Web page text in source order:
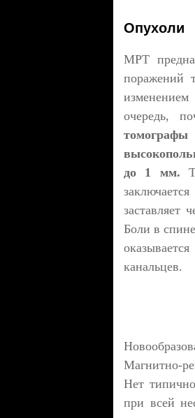
Опухоли
МРТ
поражений
изменением
очередь,
до 1 мм.
заставляет
Боли в
канальцев.
Магнитно-
Нет
при всей